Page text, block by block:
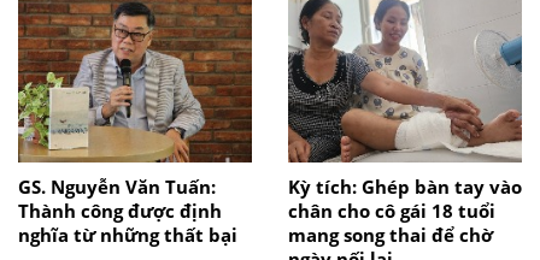
GS. Nguyễn Văn Tuấn:
Thành công được định
nghĩa từ những thất bại
Kỳ tích: Ghép bàn tay vào
chân cho cô gái 18 tuổi
mang song thai để chờ